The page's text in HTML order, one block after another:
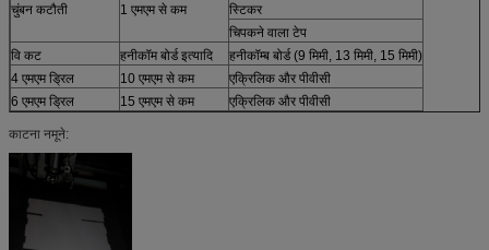
चुंबन कटौती
1 एमएम से कम
स्टिकर
चिपकने वाला टेप
वि कट
हनीकॉम बोर्ड इत्यादि
हनीकॉम्ब बोर्ड (9 मिमी, 13 मिमी, 15 मिमी)
4 एमएम ड्रिल
10 एमएम से कम
एक्रिलिक और पीवीसी
6 एमएम ड्रिल
15 एमएम से कम एक्रिलिक और पीवीसी
काटना नमूने: